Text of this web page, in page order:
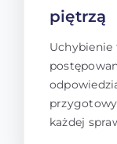
piętrzą
każdej